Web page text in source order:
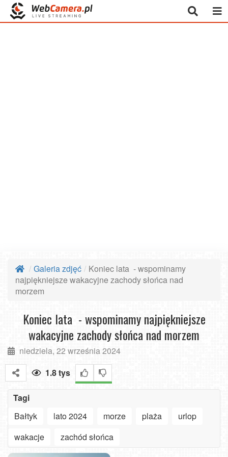
Galeria zdjęć
Koniec lata - wspominamy
najpiękniejsze wakacyjne zachody słońca nad
morzem
Koniec lata - wspominamy najpiękniejsze
wakacyjne zachody słońca nad morzem
niedziela, 22 września 2024
1.8 tys
Tagi
Bałtyk
lato 2024 morze plaża
urlop
wakacje
zachód słońca